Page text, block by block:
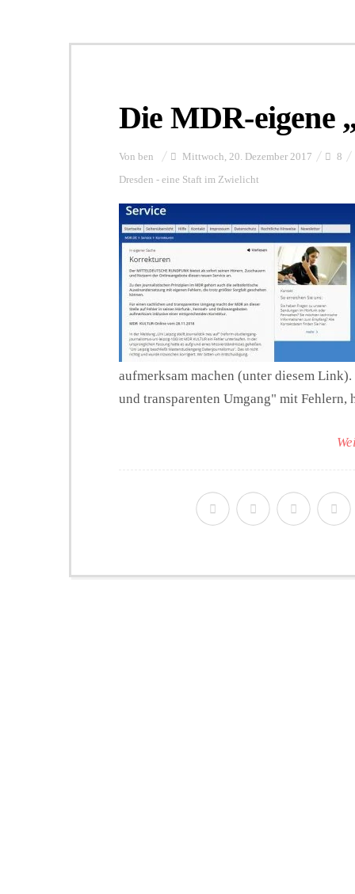
Die MDR-eigene
Von ben Mittwoch, 20. Dezember 2017 8
Dresden - eine Staft im Zwielicht
aufmerksam machen (unter diesem
und transparenten Umgang" mit Fehlern,